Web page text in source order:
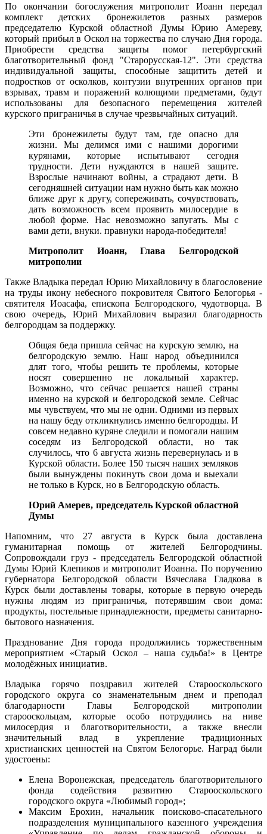
По окончании богослужениямитрополит Иоанн передал
комплект детских бронежилетов разных размеров
председателю Курской областной Думы Юрию Амереву,
который прибыл в Оскол на торжества по случаю Дня города.
Приобрести средства защиты помог петербургский
благотворительный фонд "Старорусская-12". Эти средства
индивидуальной защиты, способные защитить детей и
подростков от осколков, контузии внутренних органов при
взрывах, травм и поражений колющими предметами, будут
использованы для безопасного перемещения жителей
курского приграничья в случае чрезвычайных ситуаций.
Эти бронежилеты будут там, где опасно для
жизни. Мы делимся ими с нашими дорогими
курянами, которые испытывают сегодня
трудности. Дети нуждаются в нашей защите.
Взрослые начинают войны, а страдают дети. В
сегодняшней ситуации нам нужно быть как можно
ближе друг к другу, сопереживать, сочувствовать,
дать возможность всем проявить милосердие в
любой форме. Нас невозможно запугать. Мы с
вами дети, внуки. правнуки народа-победителя!
Митрополит Иоанн, Глава Белгородской
митрополии
Также Владыка передал Юрию Михайловичу в благословение
на труды икону небесного покровителя Святого Белогорья -
святителя Иоасафа, епископа Белгородского, чудотворца. В
свою очередь, Юрий Михайлович выразил благодарность
белгородцам за поддержку.
Общая беда пришла сейчас на курскую землю, на
белгородскую землю. Наш народ объединился
длят того, чтобы решить те проблемы, которые
носят совершенно не локальный характер.
Возможно, что сейчас решается нашей страны
именно на курской и белгородской земле. Сейчас
мы чувствуем, что мы не одни. Одними из первых
на нашу беду откликнулись именно белгородцы. И
совсем недавно куряне следили и помогали нашим
соседям из Белгородской области, но так
случилось, что 6 августа жизнь перевернулась и в
Курской области. Более 150 тысяч наших земляков
были вынуждены покинуть свои дома и выехали
не только в Курск, но в Белгородскую область.
Юрий Амерев, председатель Курской областной
Думы
Напомним, что 27 августа в Курск была доставлена
гуманитарная помощь от жителей Белгородчины.
Сопровождали груз - председатель Белгородской областной
Думы Юрий Клепиков и митрополит Иоанна. По поручению
губернатора Белгородской области Вячеслава Гладкова в
Курск были доставлены товары, которые в первую очередь
нужны людям из приграничья, потерявшим свои дома:
продукты, постельные принадлежности, предметы санитарно-
бытового назначения.
Празднование Дня города продолжились торжественным
мероприятием «Старый Оскол – наша судьба!» в Центре
молодёжных инициатив.
Владыка горячо поздравил жителей Старооскольского
городского округа со знаменательным днем и преподал
благодарности Главы Белгородской митрополии
старооскольцам, которые особо потрудились на ниве
милосердия и благотворительности, а также внесли
значительный влад в укрепление традиционных
христианских ценностей на Святом Белогорье. Наград были
удостоены:
Елена Воронежская, председатель благотворительного
фонда содействия развитию Старооскольского
городского округа «Любимый город»;
Максим Ерохин, начальник поисково-спасательного
подразделения муниципального казенного учреждения